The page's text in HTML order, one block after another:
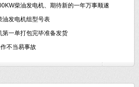
柴油发电机、期待新的一年万事顺遂
油发电机组型号表
一单打包完毕准备发货
不当易事故